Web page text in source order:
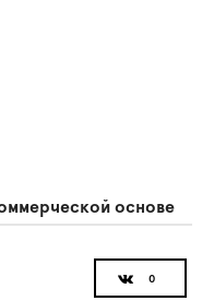
основе